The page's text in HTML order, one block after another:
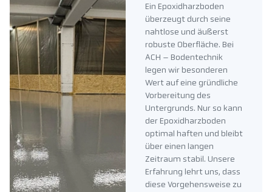
Ein Epoxidharzboden
überzeugt durch seine
nahtlose und äußerst
robuste Oberfläche. Bei
ACH – Bodentechnik
legen wir besonderen
Wert auf eine gründliche
Vorbereitung des
Untergrunds. Nur so kann
der Epoxidharzboden
optimal haften und bleibt
über einen langen
Zeitraum stabil. Unsere
Erfahrung lehrt uns, dass
diese Vorgehensweise zu